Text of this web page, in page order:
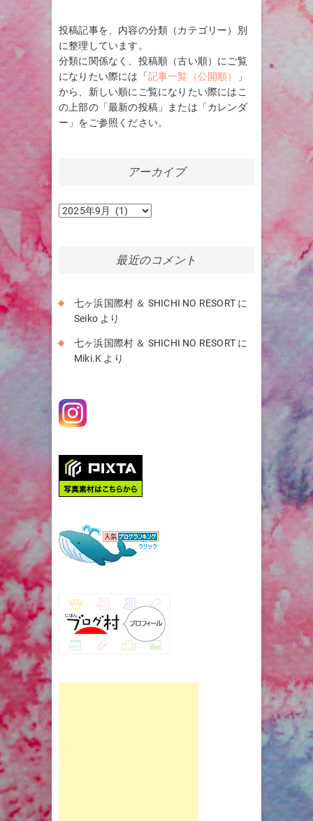
投稿記事を、内容の分類（カテゴリー）別
に整理しています。
分類に関係なく、投稿順（古い順）にご覧
になりたい際には「記事一覧（公開順）
」
から、新しい順にご覧になりたい際にはこ
の上部の「最新の投稿」または「カレンダ
ー」をご参照ください。
アーカイブ
ア
最近のコメント
七ヶ浜国際村 ＆ SHICHI NO RESORT に
Seiko より
七ヶ浜国際村 ＆ SHICHI NO RESORT に
Miki.K より